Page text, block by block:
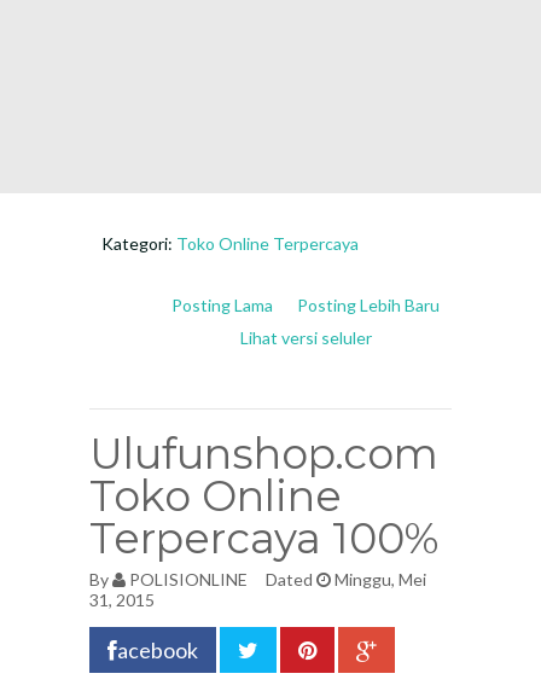
Kategori: Toko Online Terpercaya
Posting Lebih Baru
Posting Lama
Lihat versi seluler
Ulufunshop.com
Toko Online
Terpercaya 100%
By POLISIONLINE Dated
Minggu, Mei
31, 2015
acebook